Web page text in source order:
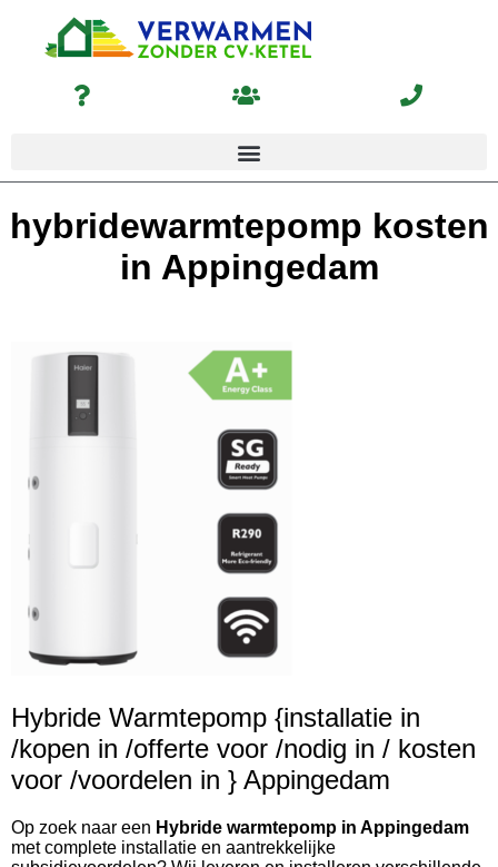
hybridewarmtepomp kosten
in Appingedam
Hybride Warmtepomp {installatie in
/kopen in /offerte voor /nodig in / kosten
voor /voordelen in } Appingedam
Op zoek naar een Hybride warmtepomp in Appingedam
met complete installatie en aantrekkelijke